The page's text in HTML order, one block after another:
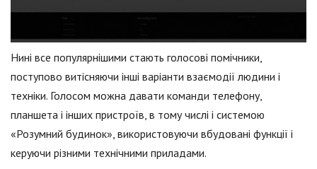
Нині все популярнішими стають голосові помічники,
поступово витісняючи інші варіанти взаємодії людини і
техніки. Голосом можна давати команди телефону,
планшета і інших пристроїв, в тому числі і системою
«Розумний будинок», використовуючи вбудовані функції і
керуючи різними технічними приладами.